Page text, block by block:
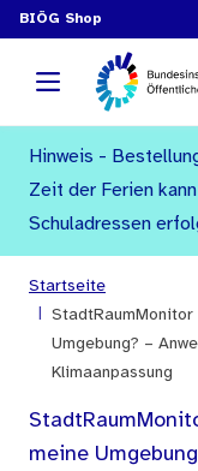
BIÖG Shop
Hinweis -
Zeit der Ferien
Schuladressen
Startseite
Umgebung? –
Klimaanpassung
meine